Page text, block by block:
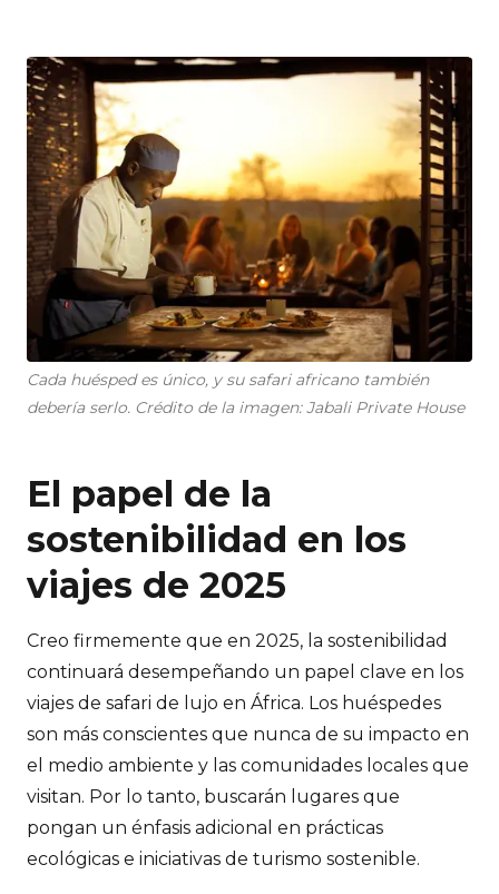
Cada huésped es único, y su safari africano también
debería serlo. Crédito de la imagen: Jabali Private House
El papel de la
sostenibilidad en los
viajes de 2025
Creo firmemente que en 2025, la sostenibilidad
continuará desempeñando un papel clave en los
viajes de safari de lujo en África. Los huéspedes
son más conscientes que nunca de su impacto en
el medio ambiente y las comunidades locales que
visitan. Por lo tanto, buscarán lugares que
pongan un énfasis adicional en prácticas
ecológicas e iniciativas de turismo sostenible.